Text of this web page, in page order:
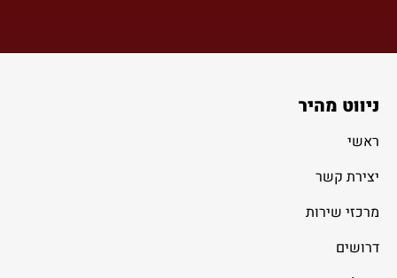
ניווט מהיר
ראשי
יצירת קשר
מרכזי שירות
דרושים